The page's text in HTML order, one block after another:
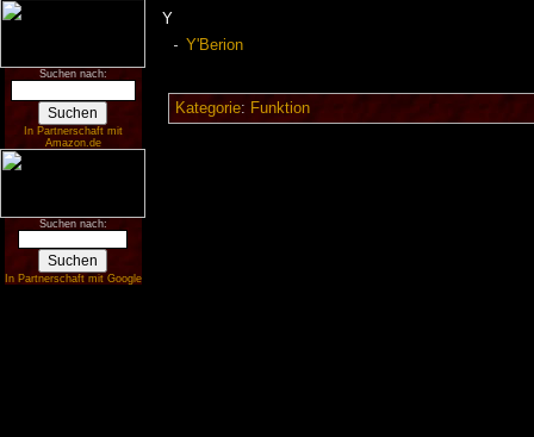
Suchen nach:
In Partnerschaft mit
Amazon.de
Suchen nach:
In Partnerschaft mit Google
Y
Y'Berion
Kategorie: Funktion